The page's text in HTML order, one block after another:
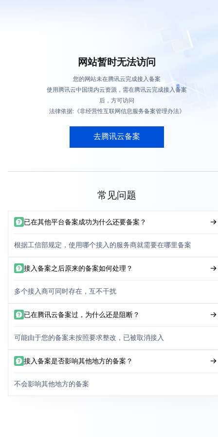
网站暂时无法访问
您的网站未在腾讯云完成接入备案
使用腾讯云中国境内云资源，需在腾讯云完成接入备案
后，方可访问
法律依据:《非经营性互联网信息服务备案管理办法》
去腾讯云备案
常见问题
已在其他平台备案成功为什么还要备案？
根据工信部规定，使用哪个接入的服务商就需要在哪里备案
接入备案之后原来的备案如何处理？
多个接入商可同时存在，互不干扰
已在腾讯云备案过，为什么还是阻断？
可能由于您的备案未按照要求整改，已被取消接入
接入备案是否影响其他地方的备案？
不会影响其他地方的备案